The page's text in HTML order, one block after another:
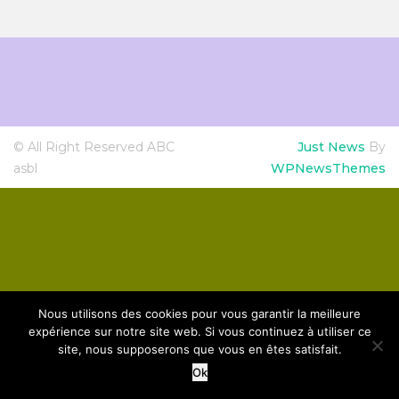
© All Right Reserved ABC
asbl
Just News By
WPNewsThemes
Nous utilisons des cookies pour vous garantir la meilleure
expérience sur notre site web. Si vous continuez à utiliser ce
site, nous supposerons que vous en êtes satisfait.
Ok